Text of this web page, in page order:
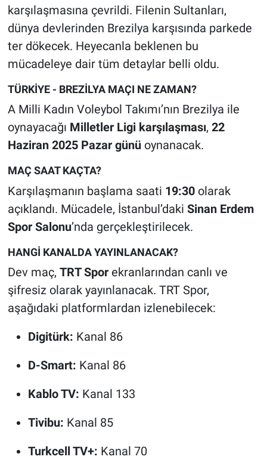
karşılaşmasına çevrildi. Filenin Sultanları,
dünya devlerinden Brezilya karşısında parkede
ter dökecek. Heyecanla beklenen bu
mücadeleye dair tüm detaylar belli oldu.
TÜRKİYE - BREZİLYA MAÇI NE ZAMAN?
A Milli Kadın Voleybol Takımı’nın Brezilya ile
oynayacağı Milletler Ligi karşılaşması, 22
Haziran 2025 Pazar günüoynanacak.
MAÇ SAAT KAÇTA?
Karşılaşmanın başlama saati 19:30olarak
açıklandı. Mücadele, İstanbul’daki Sinan Erdem
Spor Salonu’nda gerçekleştirilecek.
HANGİ KANALDA YAYINLANACAK?
Dev maç, TRT Sporekranlarından canlı ve
şifresiz olarak yayınlanacak. TRT Spor,
aşağıdaki platformlardan izlenebilecek:
Digitürk: Kanal 86
D-Smart: Kanal 86
Kablo TV: Kanal 133
Tivibu: Kanal 85
Turkcell TV+: Kanal 70